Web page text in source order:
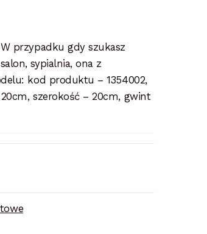
przypadku gdy szukasz
sypialnia, ona z
kod produktu – 1354002,
szerokość – 20cm, gwint